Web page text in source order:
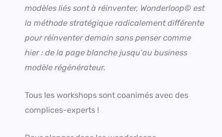
modèles liés sont à réinventer, Wonderloop© est
la méthode stratégique radicalement différente
pour réinventer demain sans penser comme
hier : de la page blanche jusqu’au business
modèle régénérateur.
Tous les workshops sont coanimés avec des
complices-experts !